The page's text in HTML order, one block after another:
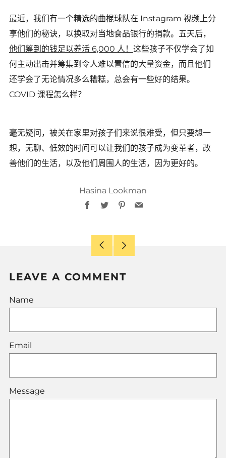
最近，我们有一个精选的曲棍球队在 Instagram 视频上分
享他们的秘诀，以换取对当地食品银行的捐款。五天后，
他们筹到的钱足以养活 6,000 人！ 这些孩子不仅学会了如
何主动出击并筹集到令人难以置信的大量资金，而且他们
还学会了无论情况多么糟糕，总会有一些好的结果。
COVID 课程怎么样？
毫无疑问，被关在家里对孩子们来说很难受，但只要想一
想，无聊、低效的时间可以让我们的孩子成为变革者，改
善他们的生活，以及他们周围人的生活，因为更好的。
Hasina Lookman
Facebook
TwitterPinterest
Email
Older
LEAVE A COMMENT
Name
Email
Message